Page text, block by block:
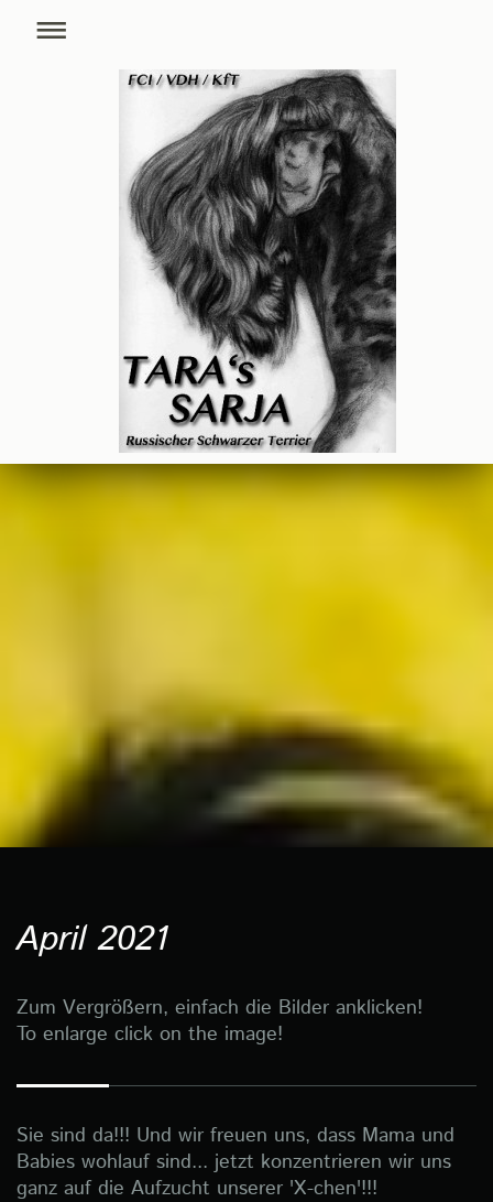
April 2021
Zum Vergrößern, einfach die Bilder anklicken!
To enlarge click on the image!
Sie sind da!!! Und wir freuen uns, dass Mama und
Babies wohlauf sind... jetzt konzentrieren wir uns
ganz auf die Aufzucht unserer 'X-chen'!!!